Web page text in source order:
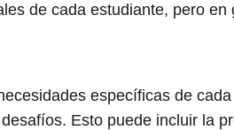
de cada estudiante, pero en
específicas de
Esto puede incluir la